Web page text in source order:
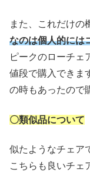
また、これだけの
なのは個人的には
ピークのローチェ
値段で購入できま
の時もあったので
〇類似品について
似たようなチェア
こちらも良いチェ